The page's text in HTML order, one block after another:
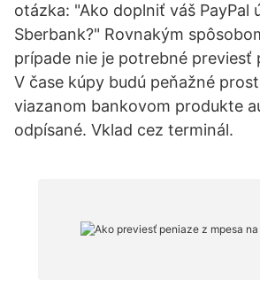
otázka: "Ako doplniť váš PayPal
Sberbank?" Rovnakým
prípade nie je potrebné previesť
V čase kúpy budú peňažné
viazanom bankovom produkte
odpísané. Vklad cez terminál.